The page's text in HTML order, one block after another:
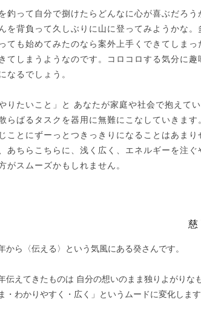
釣って自分で捌けたらどんなに心が喜ぶだろ
を背負って久しぶりに山に登ってみようかな
ても始めてみたのなら案外上手くできてしま
てしまうようなのです。コロコロする気分に
なるでしょう。
やりたいこと」と あなたが家庭や社会で抱えて
らばるタスクを器用に無難にこなしていきま
ことにずーっとつきっきりになることはあま
あちらこちらに、浅く広く、エネルギーを注
がスムーズかもしれません。
から〈伝える〉という気風にある癸さんです。
伝えてきたものは 自分の想いのまま独りよがりな
・わかりやすく・広く」というムードに変化します